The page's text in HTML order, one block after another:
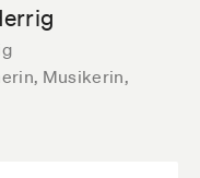
Musikerin,